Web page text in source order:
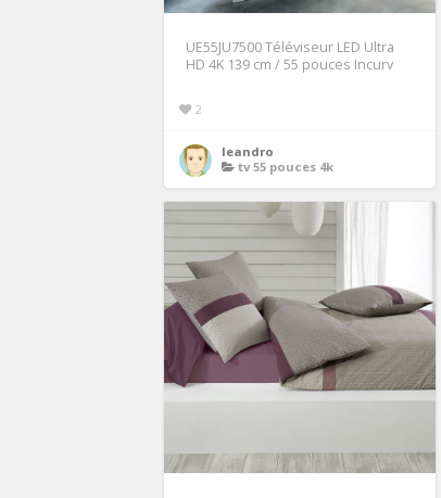
UE55JU7500 Téléviseur LED Ultra
HD 4K 139 cm / 55 pouces Incurv
2
leandro
tv 55 pouces 4k